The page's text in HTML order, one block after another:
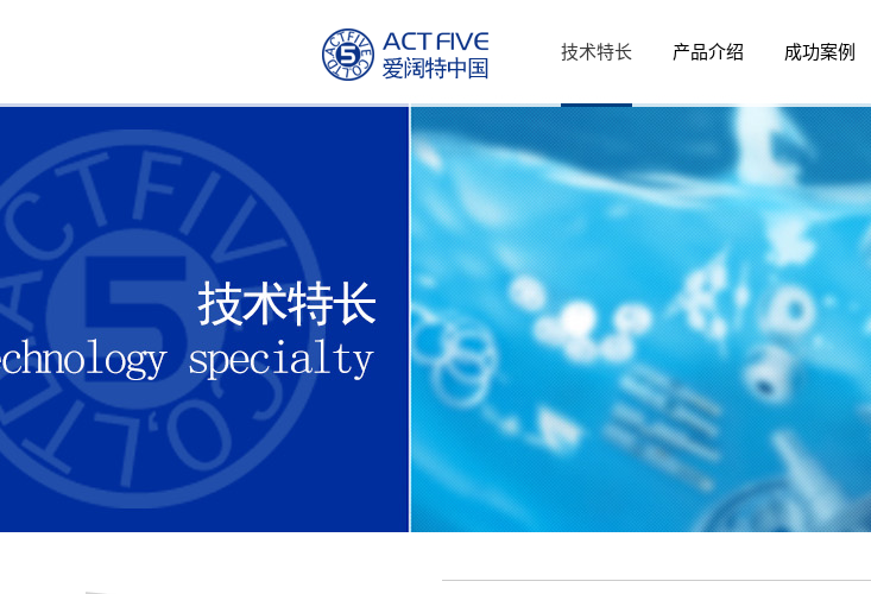
技术特长 产品介绍 成功案例